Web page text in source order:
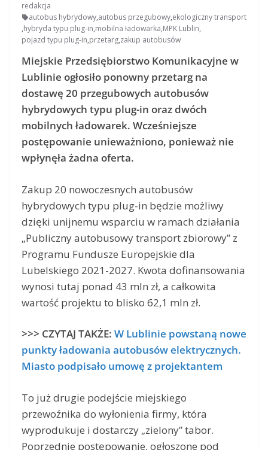
redakcja
autobus hybrydowy,autobus przegubowy,ekologiczny transport
,hybryda typu plug-in,mobilna ładowarka,MPK Lublin,
pojazd typu plug-in,przetarg,zakup autobusów
Miejskie Przedsiębiorstwo Komunikacyjne w
Lublinie ogłosiło ponowny przetarg na
dostawę 20 przegubowych autobusów
hybrydowych typu plug-in oraz dwóch
mobilnych ładowarek. Wcześniejsze
postępowanie unieważniono, ponieważ nie
wpłynęła żadna oferta.
Zakup 20 nowoczesnych autobusów
hybrydowych typu plug-in będzie możliwy
dzięki unijnemu wsparciu w ramach działania
„Publiczny autobusowy transport zbiorowy” z
Programu Fundusze Europejskie dla
Lubelskiego 2021-2027. Kwota dofinansowania
wynosi tutaj ponad 43 mln zł, a całkowita
wartość projektu to blisko 62,1 mln zł.
>>> CZYTAJ TAKŻE: W Lublinie powstaną nowe
punkty ładowania autobusów elektrycznych.
Miasto podpisało umowę z projektantem
To już drugie podejście miejskiego
przewoźnika do wyłonienia firmy, która
wyprodukuje i dostarczy „zielony” tabor.
Poprzednie postępowanie, ogłoszone pod